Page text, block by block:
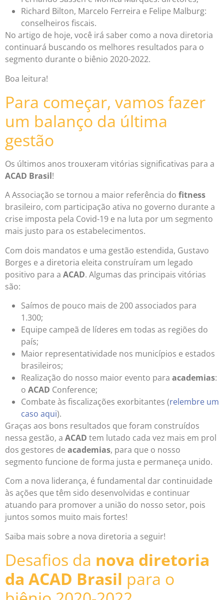
Richard Bilton, Marcelo Ferreira e Felipe Malburg:
conselheiros fiscais.
No artigo de hoje, você irá saber como a nova diretoria
continuará buscando os melhores resultados para o
segmento durante o biênio 2020-2022.
Boa leitura!
Para começar, vamos fazer
um balanço da última
gestão
Os últimos anos trouxeram vitórias significativas para a
ACAD Brasil!
A Associação se tornou a maior referência do fitness
brasileiro, com participação ativa no governo durante a
crise imposta pela Covid-19 e na luta por um segmento
mais justo para os estabelecimentos.
Com dois mandatos e uma gestão estendida, Gustavo
Borges e a diretoria eleita construíram um legado
positivo para a ACAD. Algumas das principais vitórias
são:
Saímos de pouco mais de 200 associados para
1.300;
Equipe campeã de líderes em todas as regiões do
país;
Maior representatividade nos municípios e estados
brasileiros;
Realização do nosso maior evento para academias:
o ACAD Conference;
Combate às fiscalizações exorbitantes (relembre um
caso aqui).
Graças aos bons resultados que foram construídos
nessa gestão, a ACAD tem lutado cada vez mais em prol
dos gestores de academias, para que o nosso
segmento funcione de forma justa e permaneça unido.
Com a nova liderança, é fundamental dar continuidade
às ações que têm sido desenvolvidas e continuar
atuando para promover a união do nosso setor, pois
juntos somos muito mais fortes!
Saiba mais sobre a nova diretoria a seguir!
Desafios da nova diretoria
da ACAD Brasil para o